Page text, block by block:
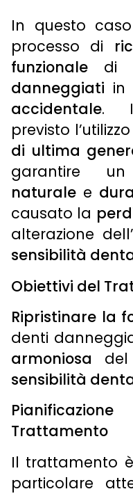
In questo
processo di
funzionale di
danneggiati in
accidentale.
previsto
di ultima
garantire
naturale e
causato la
alterazione dell’
sensibilità
Obiettivi del
Ripristinare la
denti
armoniosa
sensibilità
Trattamento
Il trattamento
particolare